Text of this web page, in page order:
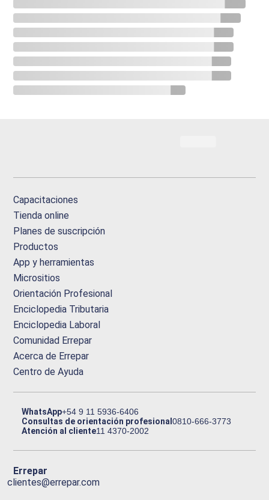
Capacitaciones
Tienda online
Planes de suscripción
Productos
App y herramientas
Micrositios
Orientación Profesional
Enciclopedia Tributaria
Enciclopedia Laboral
Comunidad Errepar
Acerca de Errepar
Centro de Ayuda
WhatsApp+54 9 11 5936-6406
Consultas de orientación profesional0810-666-3773
Atención al cliente11 4370-2002
Errepar
clientes@errepar.com